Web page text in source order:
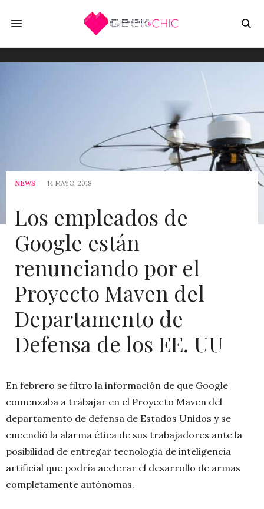
NEWS 14 MAYO, 2018
Los empleados de
Google están
renunciando por el
Proyecto Maven del
Departamento de
Defensa de los EE. UU
En febrero se filtro la información de que Google
comenzaba a trabajar en el Proyecto Maven del
departamento de defensa de Estados Unidos y se
encendió la alarma ética de sus trabajadores ante la
posibilidad de entregar tecnología de inteligencia
artificial que podría acelerar el desarrollo de armas
completamente autónomas.